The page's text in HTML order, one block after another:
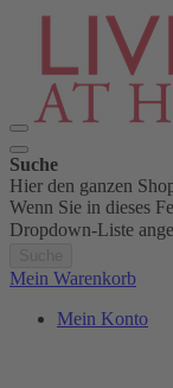
Suche
Hier den ganzen
Wenn Sie in dieses
Dropdown-Liste
Mein Warenkorb
Mein Konto